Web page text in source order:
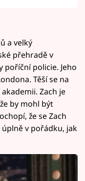
a velký
přehradě v
poříční policie. Jeho
Těší se na
Zach je
by mohl být
že se Zach
v pořádku, jak